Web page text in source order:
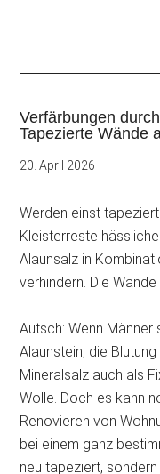
Verfärbungen
Tapezierte Wände
20. April 2026
Werden einst
Kleisterreste
Alaunsalz in
verhindern. Die
Autsch: Wenn Männer
Alaunstein, die
Mineralsalz auch als
Wolle. Doch es kann
Renovieren von
bei einem ganz
neu tapeziert,